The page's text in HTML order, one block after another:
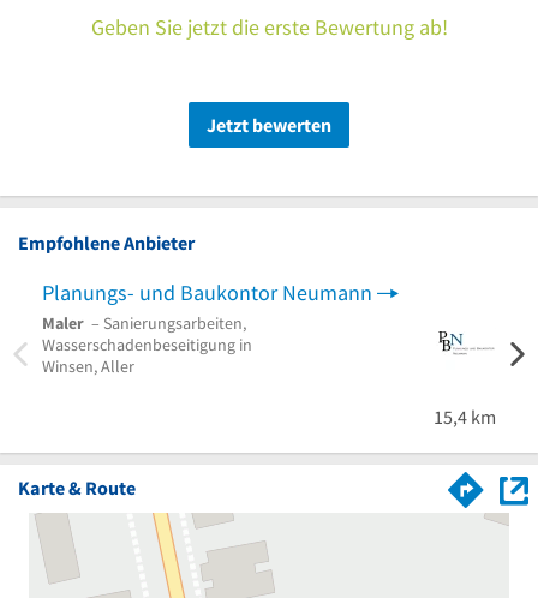
Geben Sie jetzt die erste Bewertung ab!
Jetzt bewerten
Empfohlene Anbieter
Planungs- und Baukontor Neumann
Maler – Sanierungsarbeiten,
Wasserschadenbeseitigung in
Winsen, Aller
15,4 km
Karte & Route